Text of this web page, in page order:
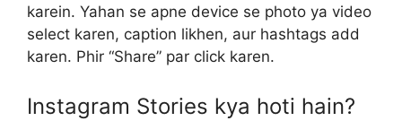
karein. Yahan se apne device se photo ya video
select karen, caption likhen, aur hashtags add
karen. Phir “Share” par click karen.
Instagram Stories kya hoti hain?